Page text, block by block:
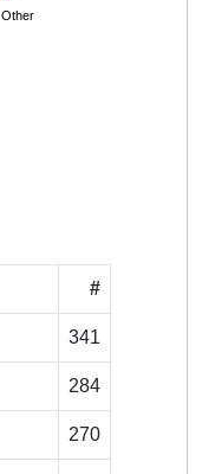
Other
#
341
284
270